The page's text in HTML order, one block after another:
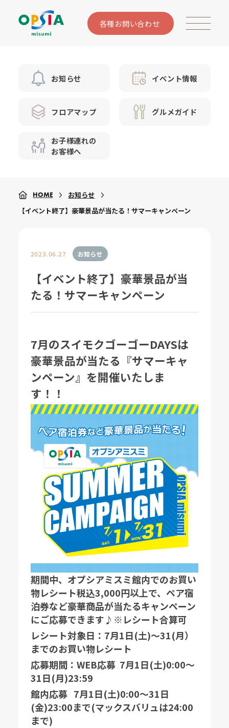
各種お問い合わせ
お知らせ イベント情報
フロアマップ グルメガイド
お子様連れの
お客様へ
HOME
お知らせ
【イベント終了】豪華景品が当たる！サマーキャンペーン
2023.06.27 お知らせ
【イベント終了】豪華景品が当
たる！サマーキャンペーン
7月のスイモクゴーゴーDAYSは
豪華景品が当たる『サマーキャ
ンペーン』を開催いたしま
す！！
期間中、オプシアミスミ館内でのお買い
物レシート税込3,000円以上で、ペア宿
泊券など豪華商品が当たるキャンペーン
にご応募できます♪※レシート合算可
レシート対象日：7月1日(土)〜31(月）
までのお買い物レシート
応募期間：WEB応募 7月1日(土)0:00〜
31日(月)23:59
館内応募 7月1日(土)0:00〜31日
(金)23:00まで(マックスバリュは24:00
まで)